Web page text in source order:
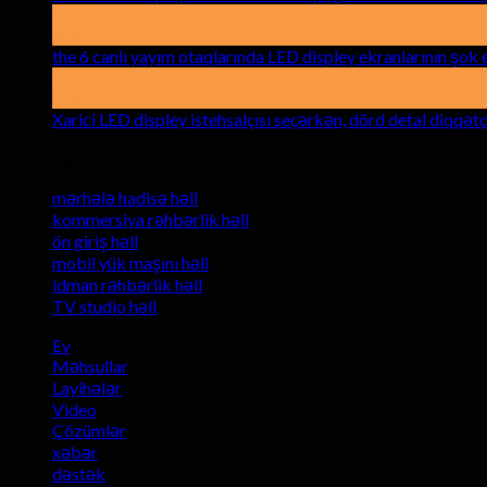
the 6 canlı yayım otaqlarında LED displey ekranlarının
Xarici LED displey istehsalçısı seçərkən, dörd detal
mərhələ hadisə həll
kommersiya rəhbərlik həll
ön giriş həll
mobil yük maşını həll
idman rəhbərlik həll
TV studio həll
Ev
Məhsullar
Layihələr
Video
Çözümlər
xəbər
dəstək